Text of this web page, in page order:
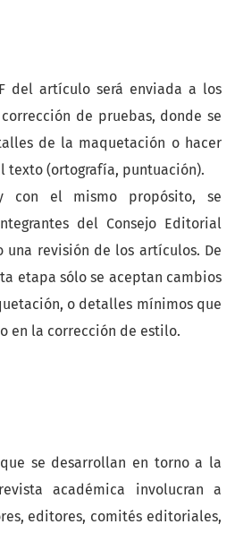
del artículo será enviada a los
de pruebas, donde se
de la maquetación o hacer
texto (ortografía, puntuación).
con el mismo propósito, se
del Consejo Editorial
una revisión de los artículos. De
etapa sólo se aceptan cambios
o detalles mínimos que
en la corrección de estilo.
se desarrollan en torno a la
académica involucran a
editores, comités editoriales,